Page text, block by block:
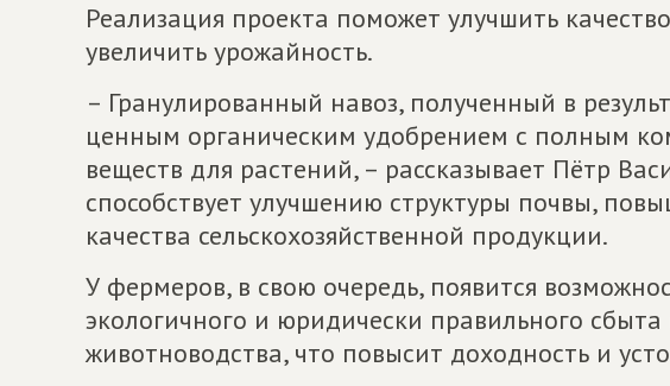
Реализация проекта поможет улучшить
увеличить урожайность.
– Гранулированный навоз, полученный в
ценным органическим удобрением с полным
веществ для растений, – рассказывает Пётр
способствует улучшению структуры почвы,
качества сельскохозяйственной продукции.
У фермеров, в свою очередь, появится
экологичного и юридически правильного
животноводства, что повысит доходность и